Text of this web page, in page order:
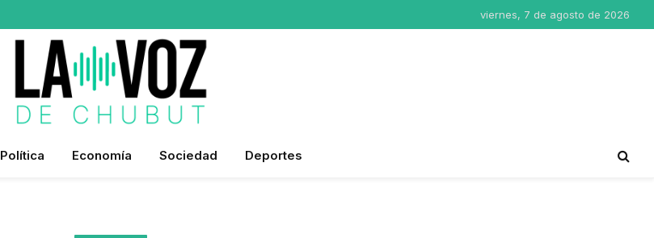
viernes, 7 de agosto de 2026
Política Economía Sociedad Deportes